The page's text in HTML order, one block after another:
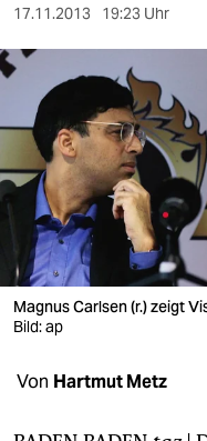
sport
berlin
nord
wahrheit
verlag
verlag
veranstaltungen
17.11.2013 19:23 Uhr
Magnus Carlsen (r.) zeigt
Bild: ap
Von Hartmut Metz